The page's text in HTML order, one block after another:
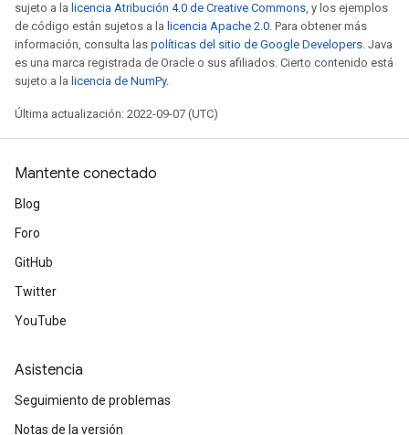
sujeto a la licencia Atribución 4.0 de Creative Commons, y los ejemplos
de código están sujetos a la licencia Apache 2.0. Para obtener más
información, consulta las políticas del sitio de Google Developers. Java
es una marca registrada de Oracle o sus afiliados. Cierto contenido está
sujeto a la licencia de NumPy.
Última actualización: 2022-09-07 (UTC)
Mantente conectado
Blog
Foro
GitHub
Twitter
YouTube
Asistencia
Seguimiento de problemas
Notas de la versión